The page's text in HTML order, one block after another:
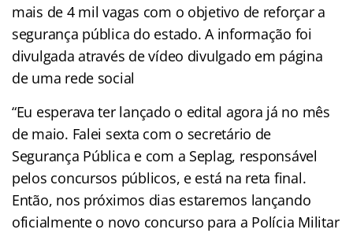
mais de 4 mil vagas com o objetivo de reforçar a
segurança pública do estado. A informação foi
divulgada através de vídeo divulgado em página
de uma rede social
“Eu esperava ter lançado o edital agora já no mês
de maio. Falei sexta com o secretário de
Segurança Pública e com a Seplag, responsável
pelos concursos públicos, e está na reta final.
Então, nos próximos dias estaremos lançando
oficialmente o novo concurso para a Polícia Militar